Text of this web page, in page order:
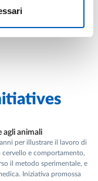
Start date: 05/10/2023
agli animali
per illustrare il lavoro di
e comportamento,
il metodo sperimentale, e
Iniziativa promossa